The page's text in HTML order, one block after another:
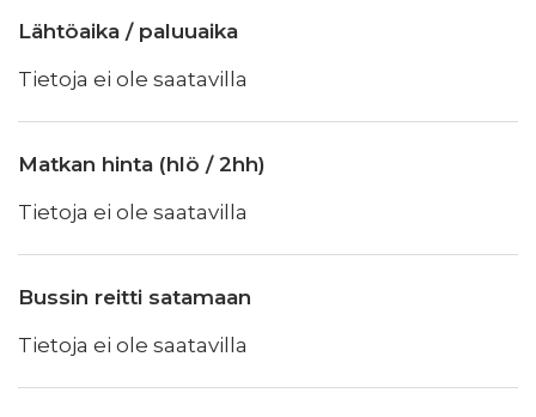
Lähtöaika / paluuaika
Tietoja ei ole saatavilla
Matkan hinta (hlö / 2hh)
Tietoja ei ole saatavilla
Bussin reitti satamaan
Tietoja ei ole saatavilla